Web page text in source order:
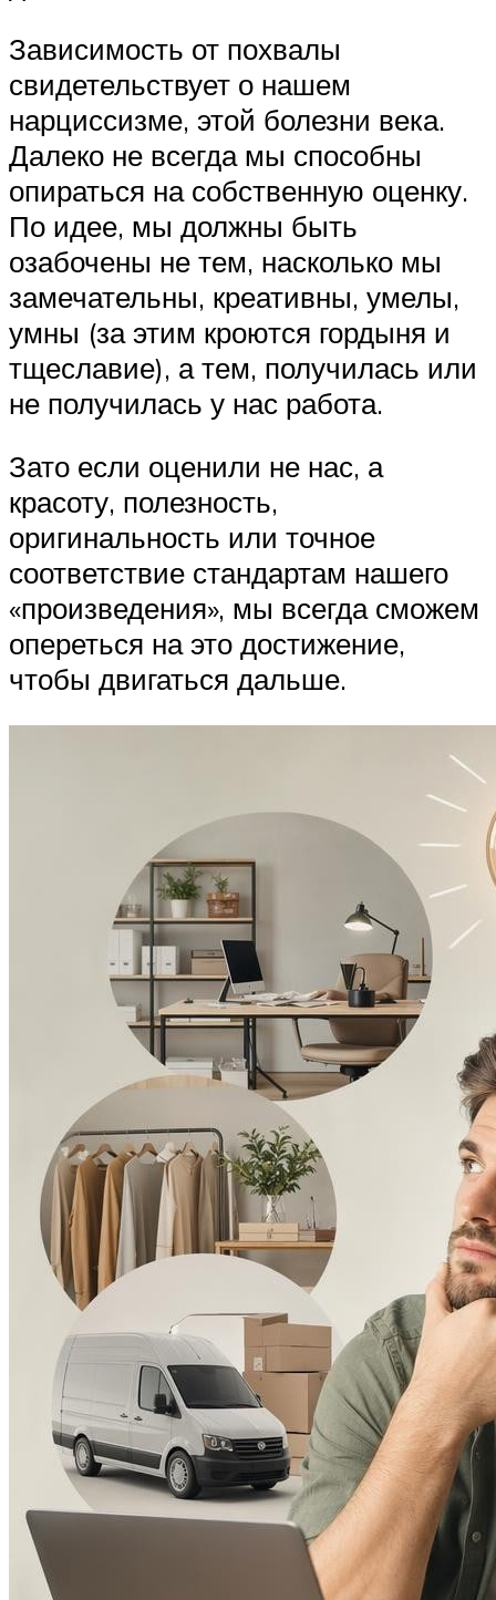
Зависимость от похвалы
свидетельствует о нашем
нарциссизме, этой болезни века.
Далеко не всегда мы способны
опираться на собственную оценку.
По идее, мы должны быть
озабочены не тем, насколько мы
замечательны, креативны, умелы,
умны (за этим кроются гордыня и
тщеславие), а тем, получилась или
не получилась у нас работа.
Зато если оценили не нас, а
красоту, полезность,
оригинальность или точное
соответствие стандартам нашего
«произведения», мы всегда сможем
опереться на это достижение,
чтобы двигаться дальше.